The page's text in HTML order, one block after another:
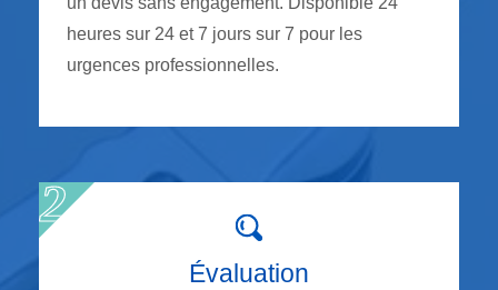
heures sur 24 et 7 jours sur 7 pour les
urgences professionnelles.
Évaluation